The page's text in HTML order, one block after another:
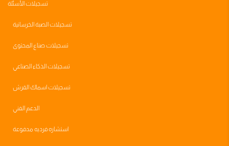
تسجيلات الأسئلة
تسجيلات الصبة الخرسانية
تسجيلات صناع المحتوى
تسجيلات الذكاء الصناعي
تسجيلات اسماك القرش
الدعم الفني
استشاره فرديه مدفوعة